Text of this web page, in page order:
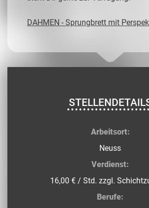
DAHMEN - Sprungbrett mit
Arbeitsort:
Neuss
Verdienst:
16,00 € / Std. zzgl.
Berufe: